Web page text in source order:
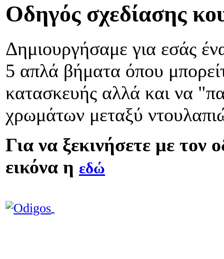
Οδηγός σχεδίασης
Δημιουργήσαμε για εσάς
5 απλά βήματα όπου
κατασκευής αλλά και να
χρωμάτων μεταξύ
Για να ξεκινήσετε με τον
εικόνα η εδώ